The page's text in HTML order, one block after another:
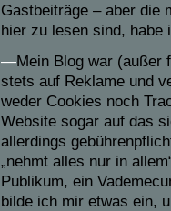
Gastbeiträge – aber die
hier zu lesen sind, habe
—Mein Blog war (außer
stets auf Reklame und
weder Cookies noch
Website sogar auf das
allerdings
„nehmt alles nur in
Publikum, ein
bilde ich mir etwas ein,